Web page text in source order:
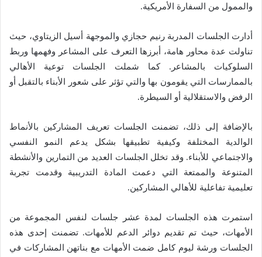
والممول من السفارة الأمريكية.
أدارت الجلسات المدربة رنيم حجازي والموجهة أسيل الزيتاوي، حيث
تناولت عدة محاور هامة، أبرزها التعرف على المشاعر وفهمها وربط
السلوكيات بالمشاعر. كما شملت الجلسات توعية الأهالي
بالممارسات التي يقومون بها والتي تؤثر على شعور الأبناء بالتقبل أو
الرفض والاستقلالية أو السيطرة.
بالإضافة إلى ذلك، تضمنت الجلسات تعريف المشاركين بالأنماط
الوالدية المختلفة وكيفية تطبيقها بشكل يدعم النمو النفسي
والاجتماعي للأبناء. وقد تخلل الجلسات العديد من التمارين والأنشطة
المتنوعة والممتعة التي دعمت المادة التدريبية وقدمت تجربة
تعليمية تفاعلية للأهالي المشاركين.
استمرت هذه الجلسات لمدة عشر جلسات لنفس المجموعة من
الأمهات، حيث تم تقديم دوائر الدعم للأمهات. تضمنت إحدى هذه
الجلسات ورشة ليوم كامل ضمت الأمهات مع بناتهن المشاركات في